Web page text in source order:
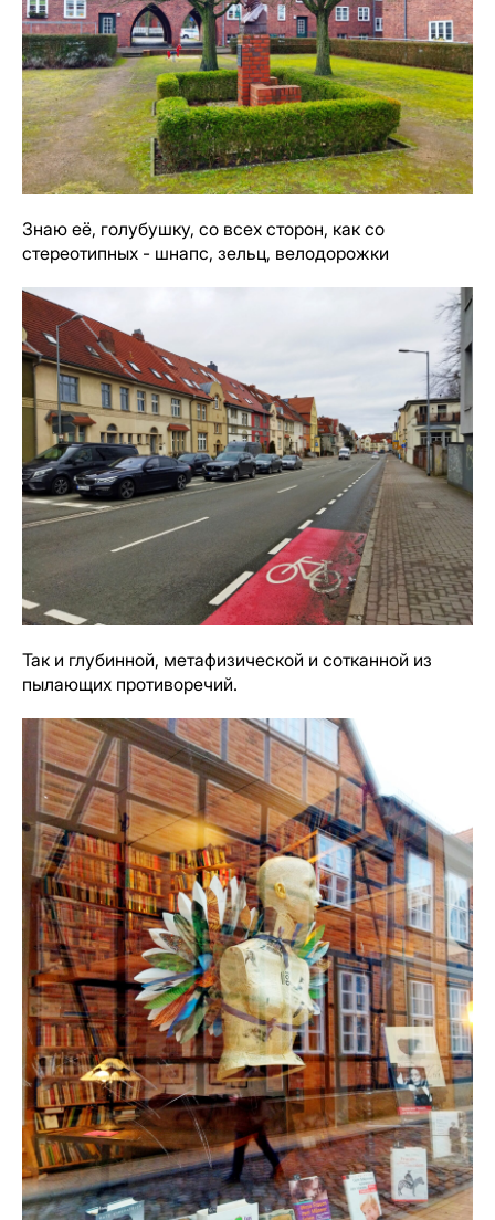
Знаю её, голубушку, со всех сторон, как со
стереотипных - шнапс, зельц, велодорожки
Так и глубинной, метафизической и сотканной из
пылающих противоречий.